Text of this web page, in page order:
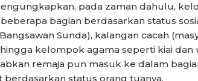
pada zaman dahulu,
bagian berdasarkan status
Sunda), kalangan cacah
kelompok agama seperti kiai dan
remaja pun masuk ke dalam
status orang tuanya.